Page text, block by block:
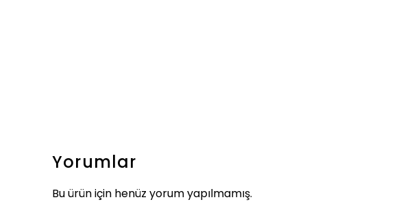
Yorumlar
Bu ürün için henüz yorum yapılmamış.